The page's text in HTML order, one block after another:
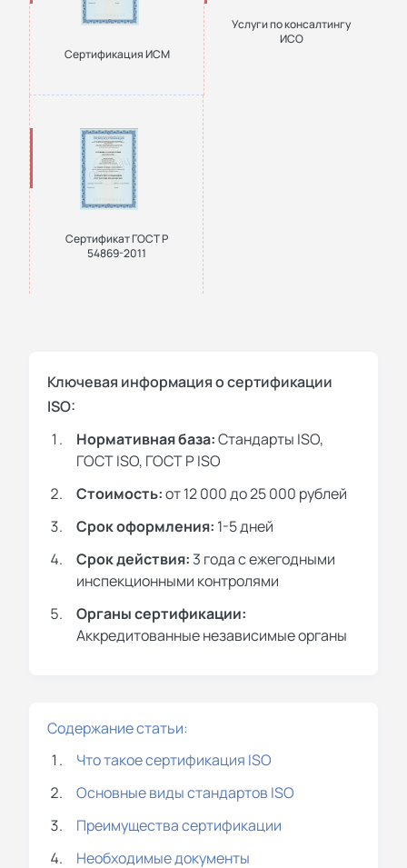
Сертификация ИСМ
Услуги по консалтингу
ИСО
Сертификат ГОСТ Р
54869-2011
Ключевая информация о сертификации
ISO:
Нормативная база:Стандарты ISO,
ГОСТ ISO, ГОСТ Р ISO
Стоимость:от 12 000 до 25 000 рублей
Срок оформления: 1-5 дней
Срок действия: 3 года с ежегодными
инспекционными контролями
Органы сертификации:
Аккредитованные независимые органы
Содержание статьи:
Что такое сертификация ISO
Основные виды стандартов ISO
Преимущества сертификации
Необходимые документы